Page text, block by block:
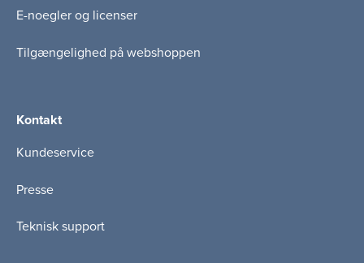
E-noegler og licenser
Tilgængelighed på webshoppen
Kontakt
Kundeservice
Presse
Teknisk support